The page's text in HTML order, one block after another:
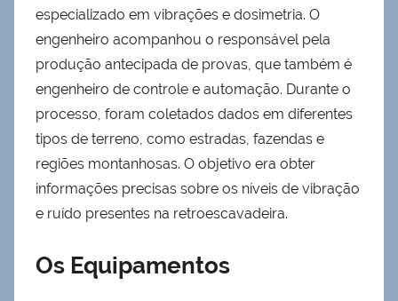
especializado em vibrações e dosimetria. O
engenheiro acompanhou o responsável pela
produção antecipada de provas, que também é
engenheiro de controle e automação. Durante o
processo, foram coletados dados em diferentes
tipos de terreno, como estradas, fazendas e
regiões montanhosas. O objetivo era obter
informações precisas sobre os níveis de vibração
e ruído presentes na retroescavadeira.
Os Equipamentos